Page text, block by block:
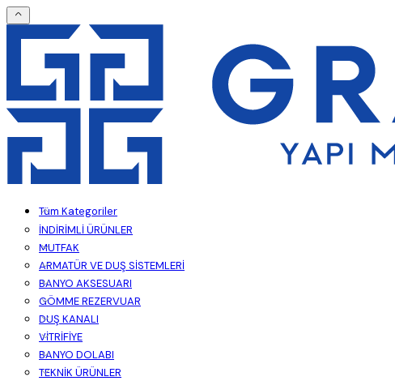
Tüm Kategoriler
İNDİRİMLİ ÜRÜNLER
MUTFAK
ARMATÜR VE DUŞ SİSTEMLERİ
BANYO AKSESUARI
GÖMME REZERVUAR
DUŞ KANALI
VİTRİFİYE
BANYO DOLABI
TEKNİK ÜRÜNLER